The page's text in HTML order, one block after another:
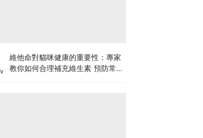
維他命對貓咪健康的重要性：專家
教你如何合理補充維生素 預防常見